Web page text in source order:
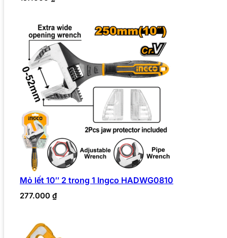
Mỏ lết 10″ 2 trong 1 Ingco HADWG0810
277.000 ₫